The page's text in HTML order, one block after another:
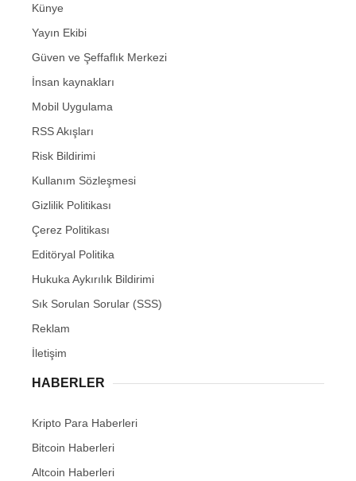
Künye
Yayın Ekibi
Güven ve Şeffaflık Merkezi
İnsan kaynakları
Mobil Uygulama
RSS Akışları
Risk Bildirimi
Kullanım Sözleşmesi
Gizlilik Politikası
Çerez Politikası
Editöryal Politika
Hukuka Aykırılık Bildirimi
Sık Sorulan Sorular (SSS)
Reklam
İletişim
HABERLER
Kripto Para Haberleri
Bitcoin Haberleri
Altcoin Haberleri